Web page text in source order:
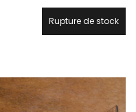
Rupture de stock